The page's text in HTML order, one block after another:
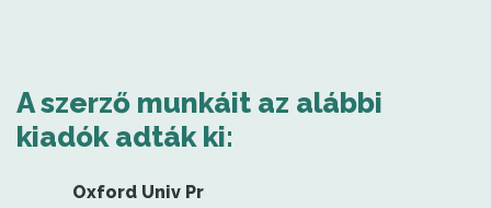
A szerző munkáit az alábbi
kiadók adták ki:
Oxford Univ Pr